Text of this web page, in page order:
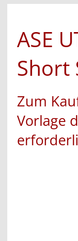
ASE
Short
Zum
Vorlage